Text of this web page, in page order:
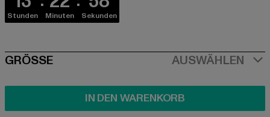
Stunden Minuten Sekunden
SIZE
GRÖSSE AUSWÄHLEN
IN DEN WARENKORB